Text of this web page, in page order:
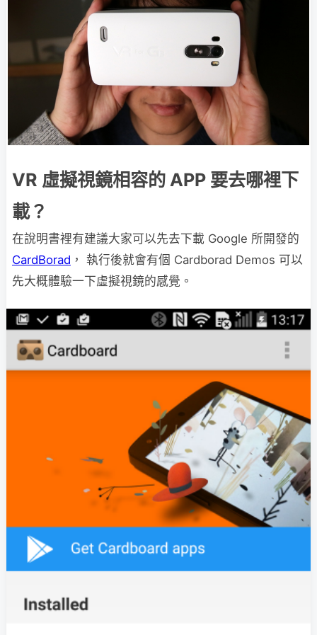
VR 虛擬視鏡相容的 APP 要去哪裡下
載？
在說明書裡有建議大家可以先去下載 Google 所開發的
CardBorad ， 執行後就會有個 Cardborad Demos 可以
先大概體驗一下虛擬視鏡的感覺。